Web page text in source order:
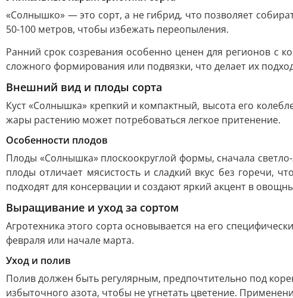
«Солнышко» — это сорт, а не гибрид, что позволяет
50-100 метров, чтобы избежать переопыления.
Ранний срок созревания особенно ценен для регионов с
сложного формирования или подвязки, что делает их
Внешний вид и плоды сорта
Куст «Солнышка» крепкий и компактный, высота его
жары растению может потребоваться легкое притенение.
Особенности плодов
Плоды «Солнышка» плоскоокруглой формы, сначала
плоды отличает мясистость и сладкий вкус без горечи,
подходят для консервации и создают яркий акцент в
Выращивание и уход за сортом
Агротехника этого сорта основывается на его
февраля или начале марта.
Уход и полив
Полив должен быть регулярным, предпочтительно под
избыточного азота, чтобы не угнетать цветение.